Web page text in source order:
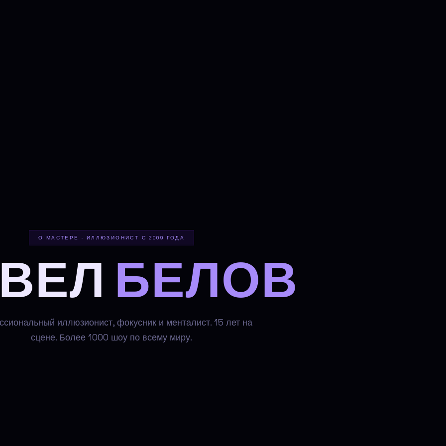
О МАСТЕРЕ · ИЛЛЮЗИОНИСТ С 2009 ГОДА
БЕЛОВ
иллюзионист, фокусник и менталист. 15 лет на
сцене. Более 1000 шоу по всему миру.